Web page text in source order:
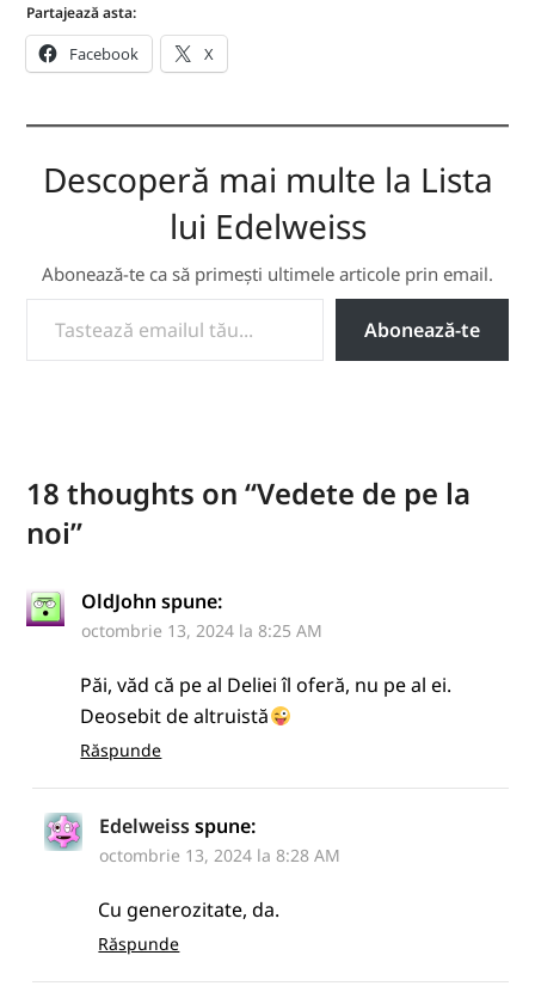
Partajează asta:
Facebook X
Descoperă mai multe la Lista
lui Edelweiss
Abonează-te ca să primești ultimele articole prin email.
TASTEAZĂ EMAILUL TĂU...
Abonează-te
18 thoughts on “Vedete de pe la
noi”
OldJohn spune:
octombrie 13, 2024 la 8:25 AM
Păi, văd că pe al Deliei îl oferă, nu pe al ei.
Deosebit de altruistă
Răspunde
Edelweiss spune:
octombrie 13, 2024 la 8:28 AM
Cu generozitate, da.
Răspunde